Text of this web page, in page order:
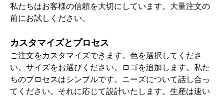
私たちはお客様の信頼を大切にしています。大量注文の
前にお試しください。
カスタマイズとプロセス
ご注文をカスタマイズできます。色を選択してくださ
い。サイズをお選びください。ロゴを追加します。私た
ちのプロセスはシンプルです。ニーズについて話し合っ
てください。それに応じて設計いたします。生産は速い